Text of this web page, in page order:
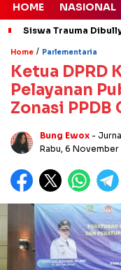
HOME NASIONAL
Siswa Trauma
Home / Parlementaria
Ketua DPRD
Pelayanan
Zonasi PPDB
Bung Ewox -
Rabu, 6